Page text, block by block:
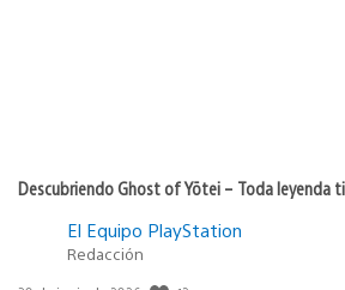
Descubriendo Ghost of Yōtei – Toda leyenda
El Equipo PlayStation
Redacción